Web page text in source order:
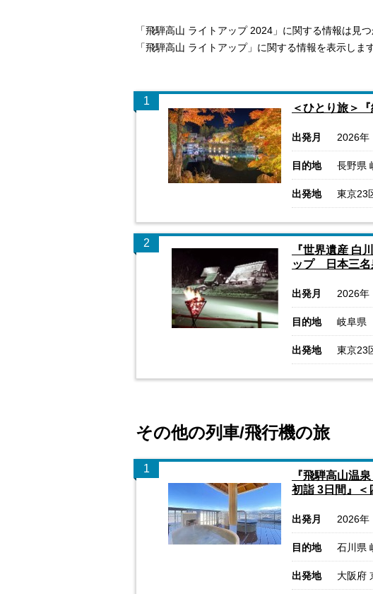
「飛騨高山 ライトアップ 2024」に関する情報は見つ
「飛騨高山 ライトアップ」に関する情報を表示します
1
＜ひとり旅＞
出発月 2026
目的地 長野県
出発地 東京23
2
『世界遺産 白
ップ 日本三名
出発月 2026
目的地 岐阜県
出発地 東京23
その他の列車/飛行機の旅
1
『飛騨高山温
初詣 3日間』＜
出発月 2026
目的地 石川県
出発地 大阪府